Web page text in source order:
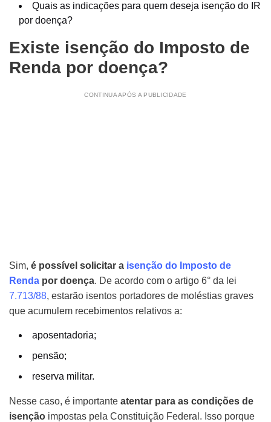
Quais as indicações para quem deseja isenção do IR
por doença?
Existe isenção do Imposto de
Renda por doença?
CONTINUA APÓS A PUBLICIDADE
Sim, é possível solicitar a isenção do Imposto de
Renda por doença. De acordo com o artigo 6° da lei
7.713/88, estarão isentos portadores de moléstias graves
que acumulem recebimentos relativos a:
aposentadoria;
pensão;
reserva militar.
Nesse caso, é importante atentar para as condições de
isenção impostas pela Constituição Federal. Isso porque